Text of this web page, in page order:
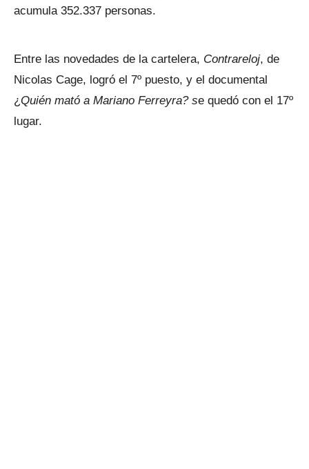
acumula 352.337 personas.
Entre las novedades de la cartelera, Contrareloj, de
Nicolas Cage, logró el 7º puesto, y el documental
¿Quién mató a Mariano Ferreyra? se quedó con el 17º
lugar.